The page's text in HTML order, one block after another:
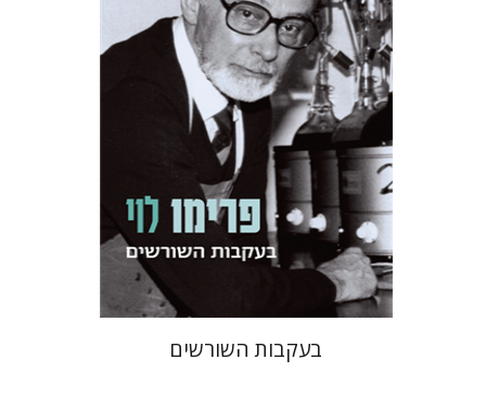
הנחת אתר ספר מודפס
$42
$38
בעקבות השורשים